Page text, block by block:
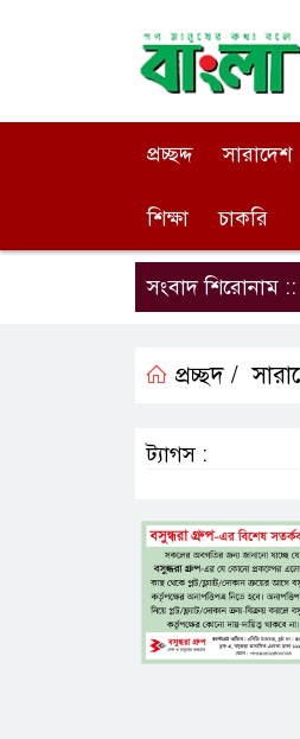
প্রচ্ছদ্দ সারাদেশ
শিক্ষা চাকরি
সংবাদ শিরোনাম ::
প্রচ্ছদ /
ট্যাগস :